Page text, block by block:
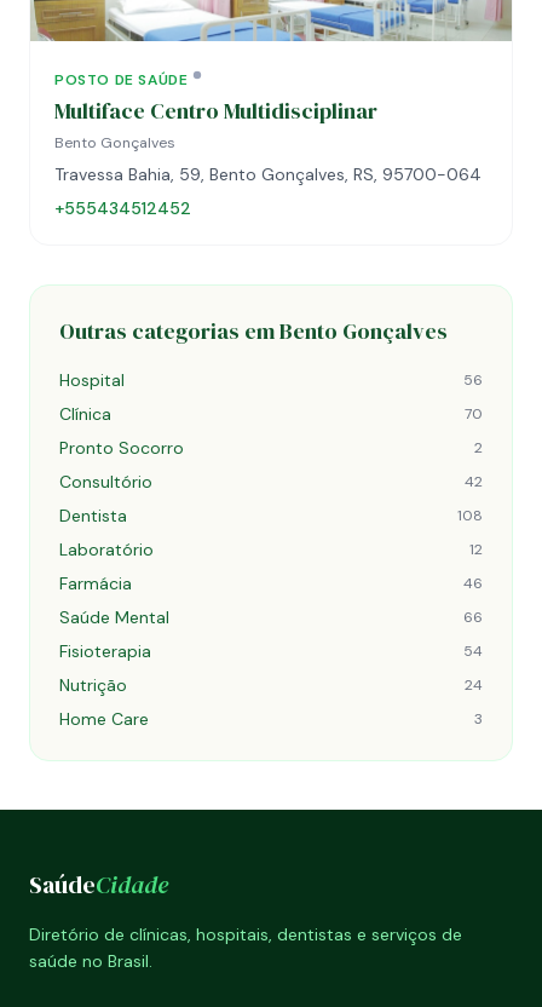
POSTO DE SAÚDE
Multiface Centro Multidisciplinar
Bento Gonçalves
Travessa Bahia, 59, Bento Gonçalves, RS, 95700-064
+555434512452
Outras categorias em Bento Gonçalves
Hospital 56
Clínica 70
Pronto Socorro 2
Consultório 42
Dentista 108
Laboratório 12
Farmácia 46
Saúde Mental 66
Fisioterapia 54
Nutrição 24
Home Care 3
SaúdeCidade
Diretório de clínicas, hospitais, dentistas e serviços de
saúde no Brasil.